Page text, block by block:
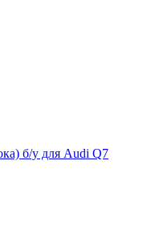
б/у для Audi Q7